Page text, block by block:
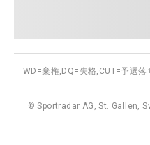
WD=棄権, DQ=失格, CUT=予選落
© Sportradar AG, St. Gallen,